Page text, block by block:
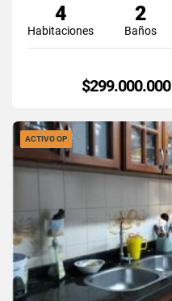
4
Habitaciones
2
Baños
$299.000.000
ACTIVO OP